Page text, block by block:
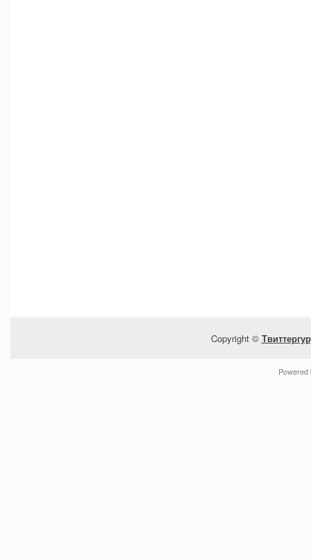
Copyright ©